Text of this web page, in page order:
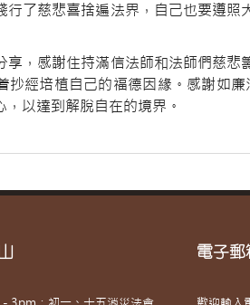
行了慈悲喜捨遍法界，自己也要遵
享，感謝住持滿信法師和法師們慈
抄經培植自己的福德因緣。感謝如
以達到解脫自在的境界。
電子郵